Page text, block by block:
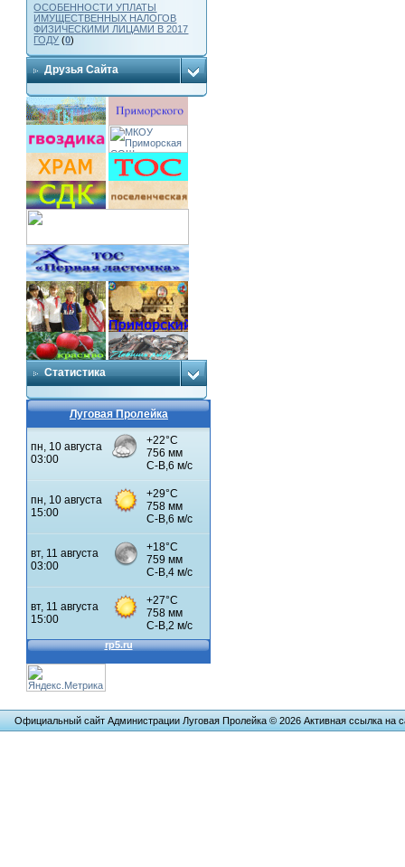
ОСОБЕННОСТИ УПЛАТЫ
ИМУЩЕСТВЕННЫХ НАЛОГОВ
ФИЗИЧЕСКИМИ ЛИЦАМИ В 2017
ГОДУ (0)
Друзья Сайта
Статистика
Луговая Пролейка
Официальный сайт Администрации Луговая Пролейка © 2026 Активная ссылка на